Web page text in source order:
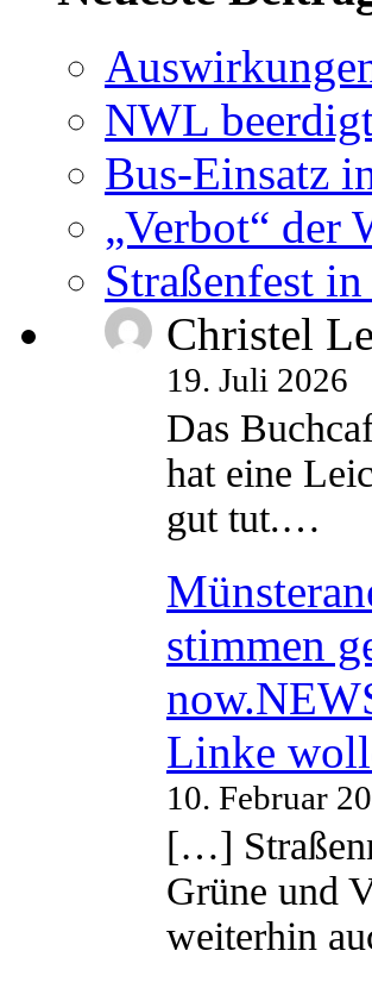
NWL
Bus-Einsatz
„Verbot“ der
Straßenfest
Christel
19. Juli 2026
Das
hat eine
gut tut.…
stimmen
Linke
10. Februar
[…]
Grüne und
weiterhin